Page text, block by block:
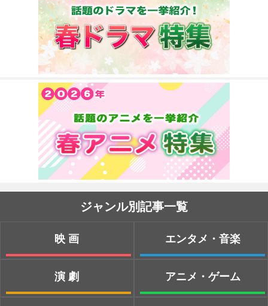
ジャンル別記事一覧
映画
演劇
エンタメ・音楽
アニメ・ゲーム